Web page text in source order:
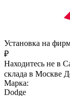
Установка на
₽
Находитесь не в
склада в Москве
Марка:
Dodge